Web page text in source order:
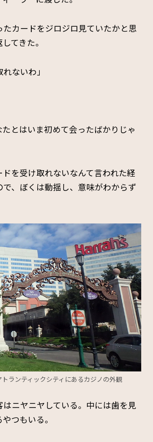
カードをジロジロ見ていたかと思
てきた。
ないわ」
たとはいま初めて会ったばかりじゃ
ドを受け取れないなんて言われた経
、ぼくは動揺し、意味がわからず
トランティックシティにあるカジノの外観
はニヤニヤしている。中には歯を見
つもいる。